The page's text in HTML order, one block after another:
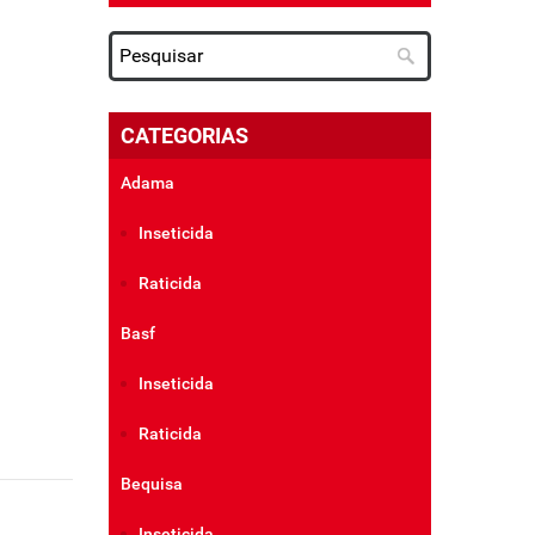
CATEGORIAS
Adama
Inseticida
Raticida
Basf
Inseticida
Raticida
Bequisa